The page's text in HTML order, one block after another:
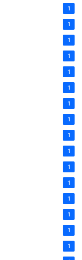
1
1
1
1
1
1
1
1
1
1
1
1
1
1
1
1